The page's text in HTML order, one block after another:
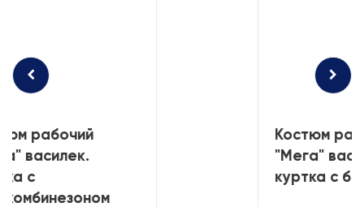
рабочий
василек.
с
Костюм
"Мега"
куртка с